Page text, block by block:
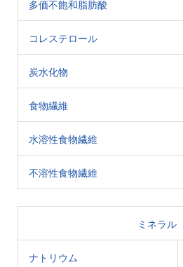
多価不飽和脂肪酸
コレステロール
炭水化物
食物繊維
水溶性食物繊維
不溶性食物繊維
ミネラル
ナトリウム